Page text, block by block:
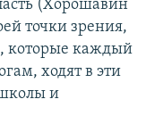
(Хорошавин
точки зрения,
которые каждый
ходят в эти
и